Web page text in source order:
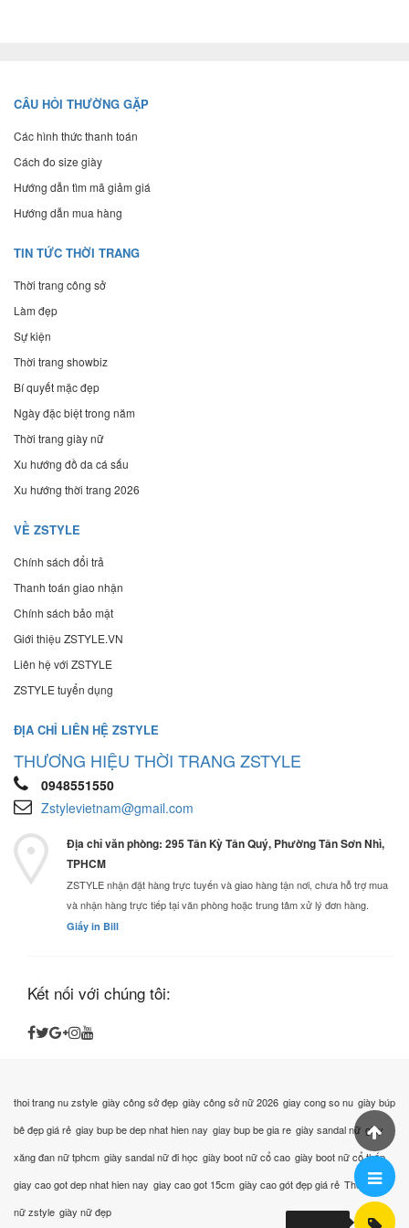
CÂU HỎI THƯỜNG GẶP
Các hình thức thanh toán
Cách đo size giày
Hướng dẫn tìm mã giảm giá
Hướng dẫn mua hàng
TIN TỨC THỜI TRANG
Thời trang công sở
Làm đẹp
Sự kiện
Thời trang showbiz
Bí quyết mặc đẹp
Ngày đặc biệt trong năm
Thời trang giày nữ
Xu hướng đồ da cá sấu
Xu hướng thời trang 2026
VỀ ZSTYLE
Chính sách đổi trả
Thanh toán giao nhận
Chính sách bảo mật
Giới thiệu ZSTYLE.VN
Liên hệ với ZSTYLE
ZSTYLE tuyển dụng
ĐỊA CHỈ LIÊN HỆ ZSTYLE
THƯƠNG HIỆU THỜI TRANG ZSTYLE
0948551550
Zstylevietnam@gmail.com
Địa chỉ văn phòng: 295 Tân Kỳ Tân Quý, Phường Tân Sơn Nhì,
TPHCM
ZSTYLE nhận đặt hàng trực tuyến và giao hàng tận nơi, chưa hỗ trợ mua
và nhận hàng trực tiếp tại văn phòng hoặc trung tâm xử lý đơn hàng.
Giấy in Bill
Kết nối với chúng tôi:
thoi trang nu zstyle giày công sở đẹp giày công sở nữ 2026 giay cong so nu giày búp
bê đẹp giá rẻ giay bup be dep nhat hien nay giay bup be gia re giày sandal nữ giày
xăng đan nữ tphcm giày sandal nữ đi học giày boot nữ cổ cao giày boot nữ cổ thấp
giay cao got dep nhat hien nay giay cao got 15cm giày cao gót đẹp giá rẻ Thời trang
nữ zstyle giày nữ đẹp